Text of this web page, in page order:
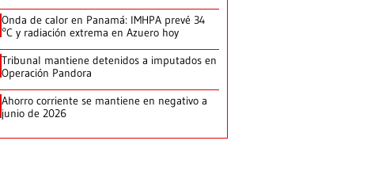
Onda de calor en Panamá: IMHPA prevé 34
°C y radiación extrema en Azuero hoy
Tribunal mantiene detenidos a imputados en
Operación Pandora
Ahorro corriente se mantiene en negativo a
junio de 2026